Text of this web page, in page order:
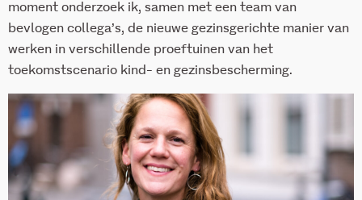
moment onderzoek ik, samen met een team van
bevlogen collega’s, de nieuwe gezinsgerichte manier van
werken in verschillende proeftuinen van het
toekomstscenario kind- en gezinsbescherming.